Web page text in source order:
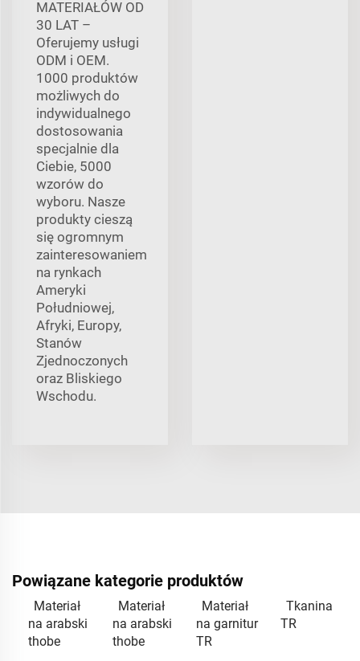
MATERIAŁÓW OD
30 LAT –
Oferujemy usługi
ODM i OEM.
1000 produktów
możliwych do
indywidualnego
dostosowania
specjalnie dla
Ciebie, 5000
wzorów do
wyboru. Nasze
produkty cieszą
się ogromnym
zainteresowaniem
na rynkach
Ameryki
Południowej,
Afryki, Europy,
Stanów
Zjednoczonych
oraz Bliskiego
Wschodu.
Powiązane kategorie produktów
Materiał
na arabski
thobe
Materiał
na arabski
thobe
Materiał
na garnitur
TR
Tkanina
TR